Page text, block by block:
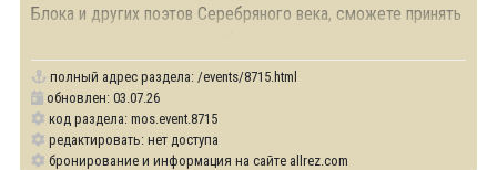
Блока и других поэтов Серебряного века, сможете принять
полный адрес раздела: /events/8715.html
обновлен: 03.07.26
код раздела: mos.event.8715
редактировать: нет доступа
бронирование и информация на сайте allrez.com